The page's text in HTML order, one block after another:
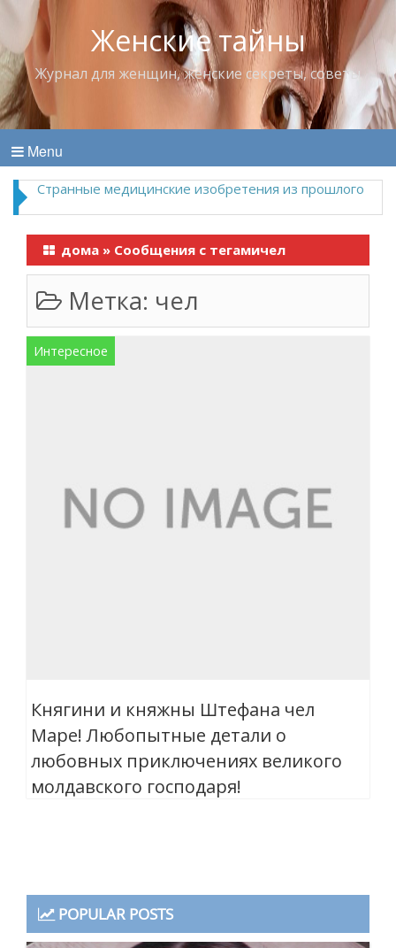
Женские тайны
Журнал для женщин, женские секреты, советы
Menu
Странные медицинские изобретения из прошлого
дома » Сообщения с тегамичел
Метка: чел
Интересное
Княгини и княжны Штефана чел
Маре! Любопытные детали о
любовных приключениях великого
молдавского господаря!
POPULAR POSTS